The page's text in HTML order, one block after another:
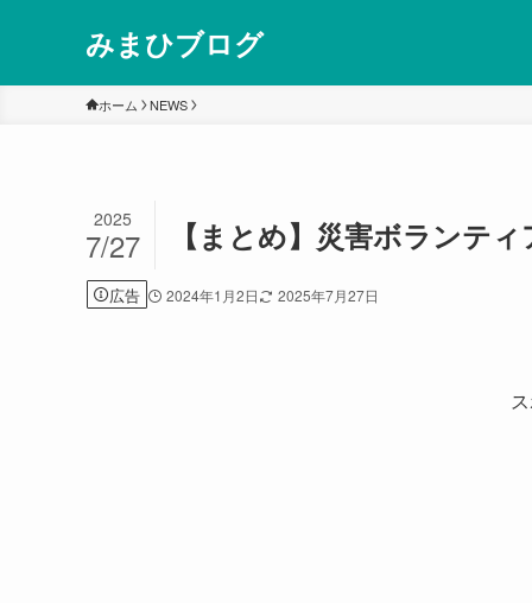
みまひブログ
ホーム NEWS
【まとめ】災害ボランテ
2025
7/27
広告 2024年1月2日 2025年7月27日